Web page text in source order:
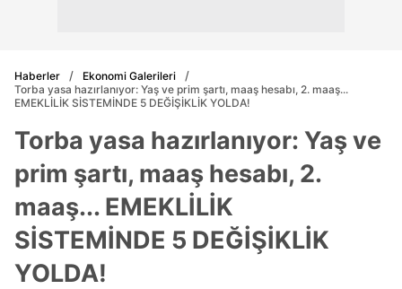
Haberler
Ekonomi Galerileri
Torba yasa hazırlanıyor: Yaş ve prim şartı, maaş hesabı, 2. maaş...
EMEKLİLİK SİSTEMİNDE 5 DEĞİŞİKLİK YOLDA!
Torba yasa hazırlanıyor: Yaş ve
prim şartı, maaş hesabı, 2.
maaş... EMEKLİLİK
SİSTEMİNDE 5 DEĞİŞİKLİK
YOLDA!